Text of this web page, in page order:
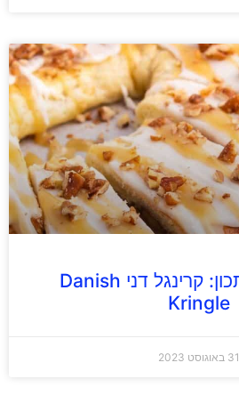
סיפורו של מתכון: קרינגל דני Danish
Kringle
31 באוגוסט 2023